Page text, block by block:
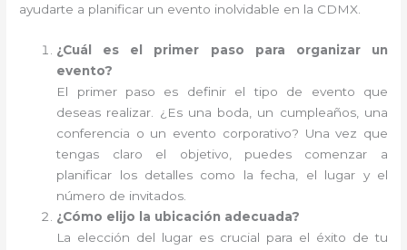
ayudarte a planificar un evento inolvidable en la CDMX.
¿Cuál es el primer paso para organizar un
evento?
El primer paso es definir el tipo de evento que
deseas realizar. ¿Es una boda, un cumpleaños, una
conferencia o un evento corporativo? Una vez que
tengas claro el objetivo, puedes comenzar a
planificar los detalles como la fecha, el lugar y el
número de invitados.
¿Cómo elijo la ubicación adecuada?
La elección del lugar es crucial para el éxito de tu